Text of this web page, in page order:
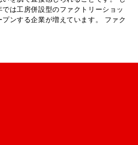
では工房併設型のファクトリーショッ
プンする企業が増えています。 ファク